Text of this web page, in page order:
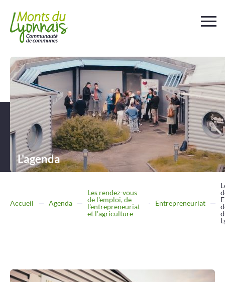
L'agenda
Accueil Agenda
Les rendez-vous
de l'emploi, de
l'entrepreneuriat
et l'agriculture
Entrepreneuriat
Votrecollectivité
Auquotidien
Déchets etassainissement
TravaillerEntreprendre